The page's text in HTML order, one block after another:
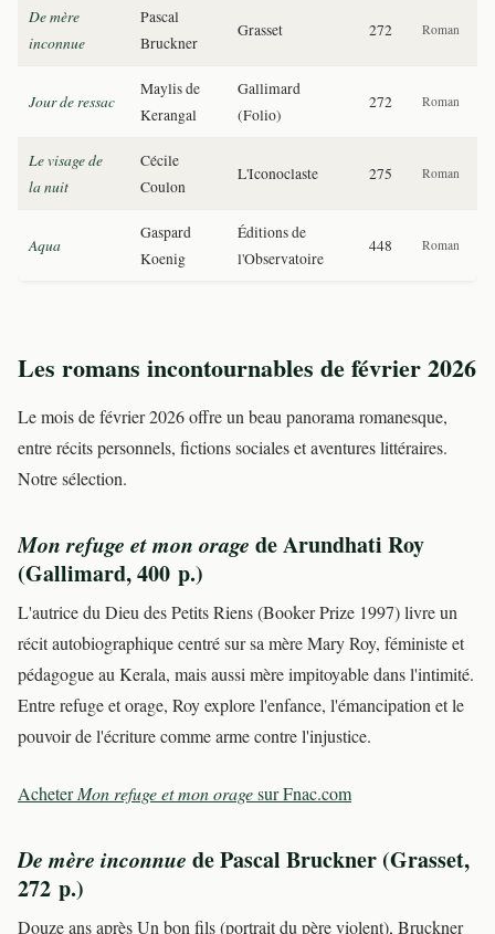
De mère
inconnue
Pascal
Bruckner
Grasset 272 Roman
Jour de ressac
Maylis de
Kerangal
Gallimard
(Folio)
272 Roman
Le visage de
la nuit
Cécile
Coulon
L'Iconoclaste 275 Roman
Aqua
Gaspard
Koenig
Éditions de
l'Observatoire
448 Roman
Les romans incontournables de février 2026
Le mois de février 2026 offre un beau panorama romanesque,
entre récits personnels, fictions sociales et aventures littéraires.
Notre sélection.
Mon refuge et mon orage de Arundhati Roy
(Gallimard, 400 p.)
L'autrice du Dieu des Petits Riens (Booker Prize 1997) livre un
récit autobiographique centré sur sa mère Mary Roy, féministe et
pédagogue au Kerala, mais aussi mère impitoyable dans l'intimité.
Entre refuge et orage, Roy explore l'enfance, l'émancipation et le
pouvoir de l'écriture comme arme contre l'injustice.
AcheterMon refuge et mon oragesur Fnac.com
De mère inconnue de Pascal Bruckner (Grasset,
272 p.)
Douze ans après Un bon fils (portrait du père violent), Bruckner